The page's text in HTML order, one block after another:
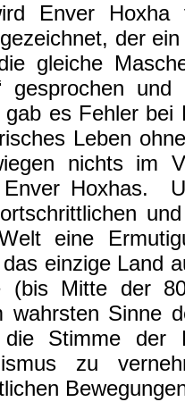
Enver Hoxha
der
gleiche
gesprochen
gab es Fehler
Leben
nichts im
Enver Hoxhas.
eine
einzige Land
(bis Mitte der
wahrsten Sinne
die Stimme der
zu